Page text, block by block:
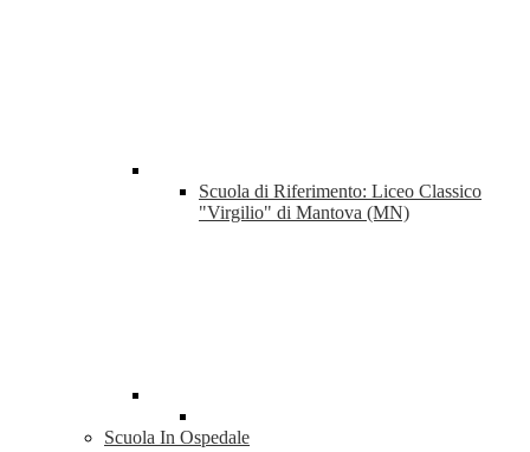
Scuola di Riferimento: Liceo Classico
"Virgilio" di Mantova (MN)
Scuola In Ospedale